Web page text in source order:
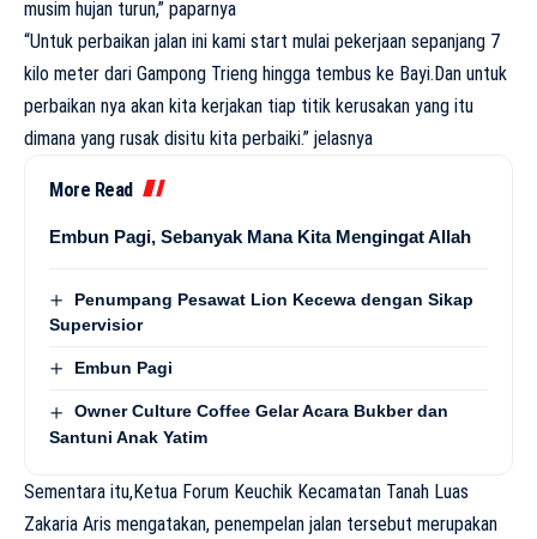
musim hujan turun,” paparnya
“Untuk perbaikan jalan ini kami start mulai pekerjaan sepanjang 7
kilo meter dari Gampong Trieng hingga tembus ke Bayi.Dan untuk
perbaikan nya akan kita kerjakan tiap titik kerusakan yang itu
dimana yang rusak disitu kita perbaiki.” jelasnya
More Read
Embun Pagi, Sebanyak Mana Kita Mengingat Allah
Penumpang Pesawat Lion Kecewa dengan Sikap
Supervisior
Embun Pagi
Owner Culture Coffee Gelar Acara Bukber dan
Santuni Anak Yatim
Sementara itu,Ketua Forum Keuchik Kecamatan Tanah Luas
Zakaria Aris mengatakan, penempelan jalan tersebut merupakan